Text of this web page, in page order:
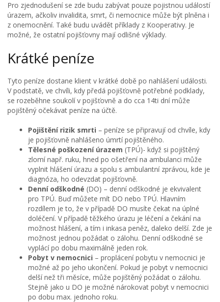
Pro zjednodušení se zde budu zabývat pouze pojistnou událostí
úrazem, ačkoliv invalidita, smrt, či nemocnice může být plněna i
z onemocnění. Také budu uvádět příklady z Kooperativy. Je
možné, že ostatní pojišťovny mají odlišné výklady.
Krátké peníze
Tyto peníze dostane klient v krátké době po nahlášení události.
V podstatě, ve chvíli, kdy předá pojišťovně potřebné podklady,
se rozeběhne soukolí v pojišťovně a do cca 14ti dní může
pojištěný očekávat peníze na účtě.
Pojištění rizik smrti – peníze se připravují od chvíle, kdy
je pojišťovně nahlášeno úmrtí pojištěného.
Tělesné poškození úrazem (TPÚ)- když si pojištěný
zlomí např. ruku, hned po ošetření na ambulanci může
vyplnit hlášení úrazu a spolu s ambulantní zprávou, kde je
diagnóza, ho odevzdat pojišťovně.
Denní odškodné (DO) – denní odškodné je ekvivalent
pro TPÚ. Buď můžete mít DO nebo TPÚ. Hlavním
rozdílem je to, že v případě DO musíte čekat na úplné
doléčení. V případě těžkého úrazu je léčení a čekání na
možnost hlášení, a tím i inkasa peněz, daleko delší. Zde je
možnost jednou požádat o zálohu. Denní odškodné se
vyplácí po dobu maximálně jeden rok.
Pobyt v nemocnici – proplácení pobytu v nemocnici je
možné až po jeho ukončení. Pokud je pobyt v nemocnici
delší než tři měsíce, může pojištěný požádat o zálohu.
Stejně jako u DO je možné nárokovat pobyt v nemocnici
po dobu max. jednoho roku.